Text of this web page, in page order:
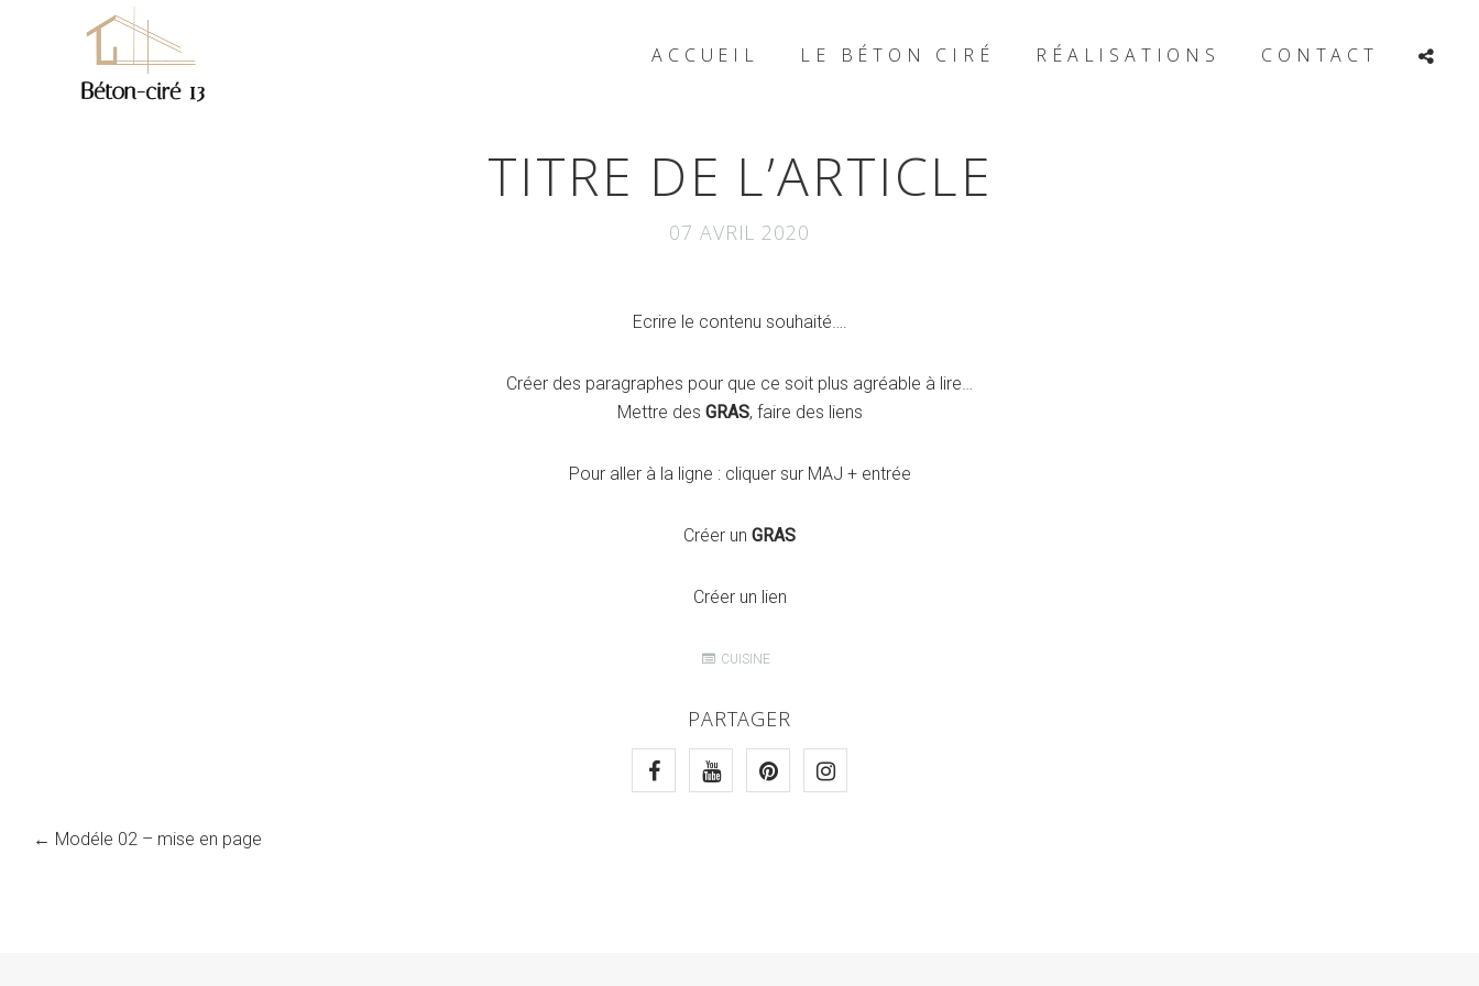
ACCUEIL LE BÉTON CIRÉ RÉALISATIONS CONTACT
TITRE DE L’ARTICLE
07 AVRIL 2020
Ecrire le contenu souhaité….
Créer des paragraphes pour que ce soit plus agréable à lire…
Mettre des GRAS, faire des liens
Pour aller à la ligne : cliquer sur MAJ + entrée
Créer un GRAS
Créer un lien
CUISINE
PARTAGER
← Modéle 02 – mise en page